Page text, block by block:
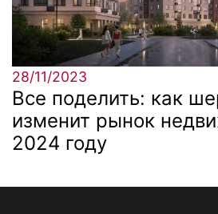
28/11/2023
Все поделить: как
изменит рынок
2024 году